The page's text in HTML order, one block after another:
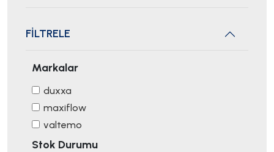
FİLTRELE
Markalar
duxxa
maxiflow
valtemo
Stok Durumu